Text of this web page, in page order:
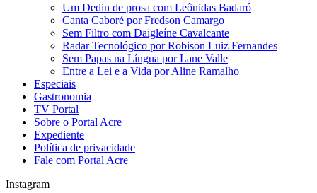
Um Dedin de prosa com Leônidas Badaró
Canta Caboré por Fredson Camargo
Sem Filtro com Daigleíne Cavalcante
Radar Tecnológico por Robison Luiz Fernandes
Sem Papas na Língua por Lane Valle
Entre a Lei e a Vida por Aline Ramalho
Especiais
Gastronomia
TV Portal
Sobre o Portal Acre
Expediente
Política de privacidade
Fale com Portal Acre
Instagram